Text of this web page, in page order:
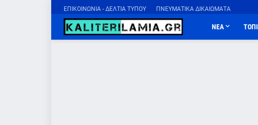
ΕΠΙΚΟΙΝΩΝΙΑ - ΔΕΛΤΙΑ ΤΥΠΟΥ ΠΝΕΥΜΑΤΙΚΑ ΔΙΚΑΙΩΜΑΤΑ
ΝΕΑ